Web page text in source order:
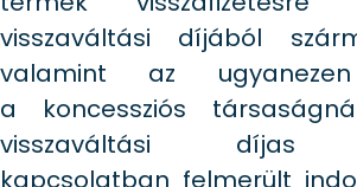
visszaváltási díjából
valamint az
a koncessziós
visszaváltási díjas
kapcsolatban felmerült